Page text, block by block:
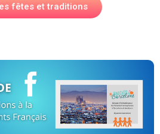
fêtes et traditions